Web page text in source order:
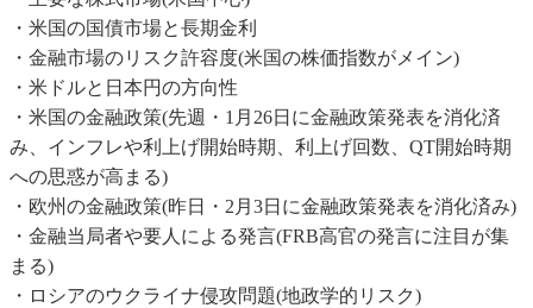
・米国の国債市場と長期金利
・金融市場のリスク許容度(米国の株価指数がメイン)
・米ドルと日本円の方向性
・米国の金融政策(先週・1月26日に金融政策発表を消化済
み、インフレや利上げ開始時期、利上げ回数、QT開始時期
への思惑が高まる)
・欧州の金融政策(昨日・2月3日に金融政策発表を消化済み)
・金融当局者や要人による発言(FRB高官の発言に注目が集
まる)
・ロシアのウクライナ侵攻問題(地政学的リスク)